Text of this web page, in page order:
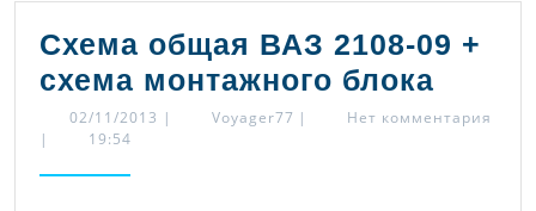
Схема общая ВАЗ 2108-09 +
схема монтажного блока
общая
02/11/2013 02/11/2013
| Voyager77 Voyager77
|
Нет комментария
|
19:54